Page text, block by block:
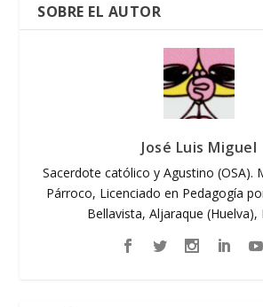
SOBRE EL AUTOR
José Luis Miguel
Sacerdote católico y Agustino (OSA).
Párroco, Licenciado en Pedagogía
Bellavista, Aljaraque (Huelva),